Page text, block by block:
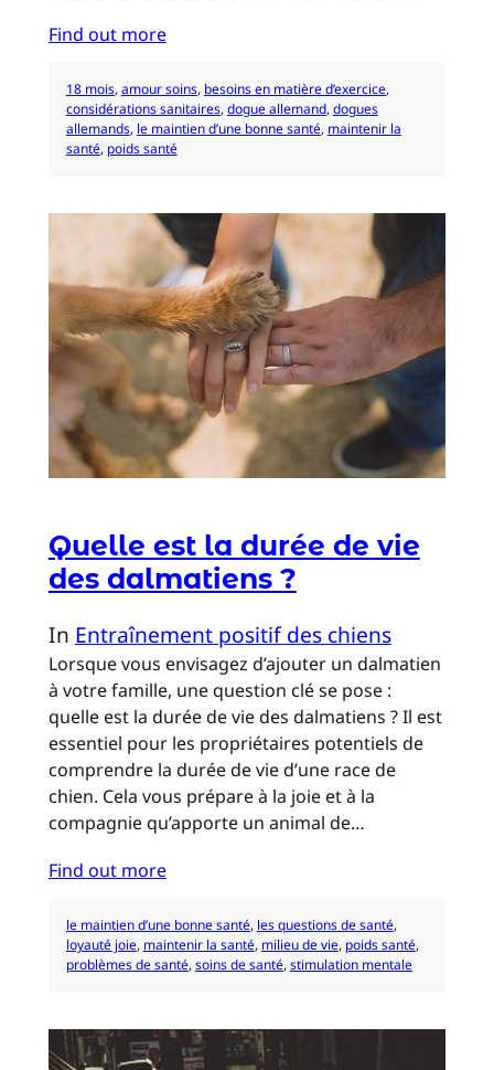
Find out more
18 mois, amour soins, besoins en matière d’exercice
considérations sanitaires, dogue allemand, dogues
allemands, le maintien d’une bonne santé, maintenir la
santé, poids santé
Quelle est la durée de vie
des dalmatiens ?
In Entraînement positif des chiens
Lorsque vous envisagez d’ajouter un dalmatien
à votre famille, une question clé se pose :
quelle est la durée de vie des dalmatiens ? Il est
essentiel pour les propriétaires potentiels de
comprendre la durée de vie d’une race de
chien. Cela vous prépare à la joie et à la
compagnie qu’apporte un animal de…
Find out more
le maintien d’une bonne santé, les questions de santé
loyauté joie, maintenir la santé, milieu de vie, poids santé
problèmes de santé, soins de santé, stimulation mentale